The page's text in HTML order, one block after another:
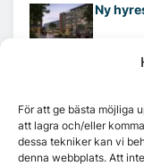
För att ge bästa möjliga
att lagra och/eller
dessa tekniker kan vi
denna webbplats. Att
Ny